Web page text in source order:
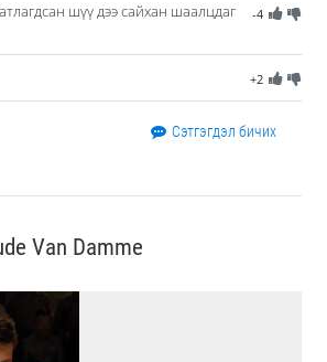
-4
шүү дээ сайхан шаалцдаг
+2
Сэтгэгдэл бичих
Van Damme